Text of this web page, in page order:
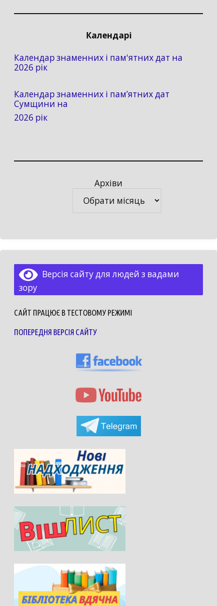
Календарі
Календар знаменних і пам'ятних дат на
2026 рік
Календар знаменних і пам’ятних дат
Сумщини на
2026 рік
Архіви
Версія сайту для людей з вадами
зору
САЙТ ПРАЦЮЄ В ТЕСТОВОМУ РЕЖИМІ
ПОПЕРЕДНЯ ВЕРСІЯ САЙТУ